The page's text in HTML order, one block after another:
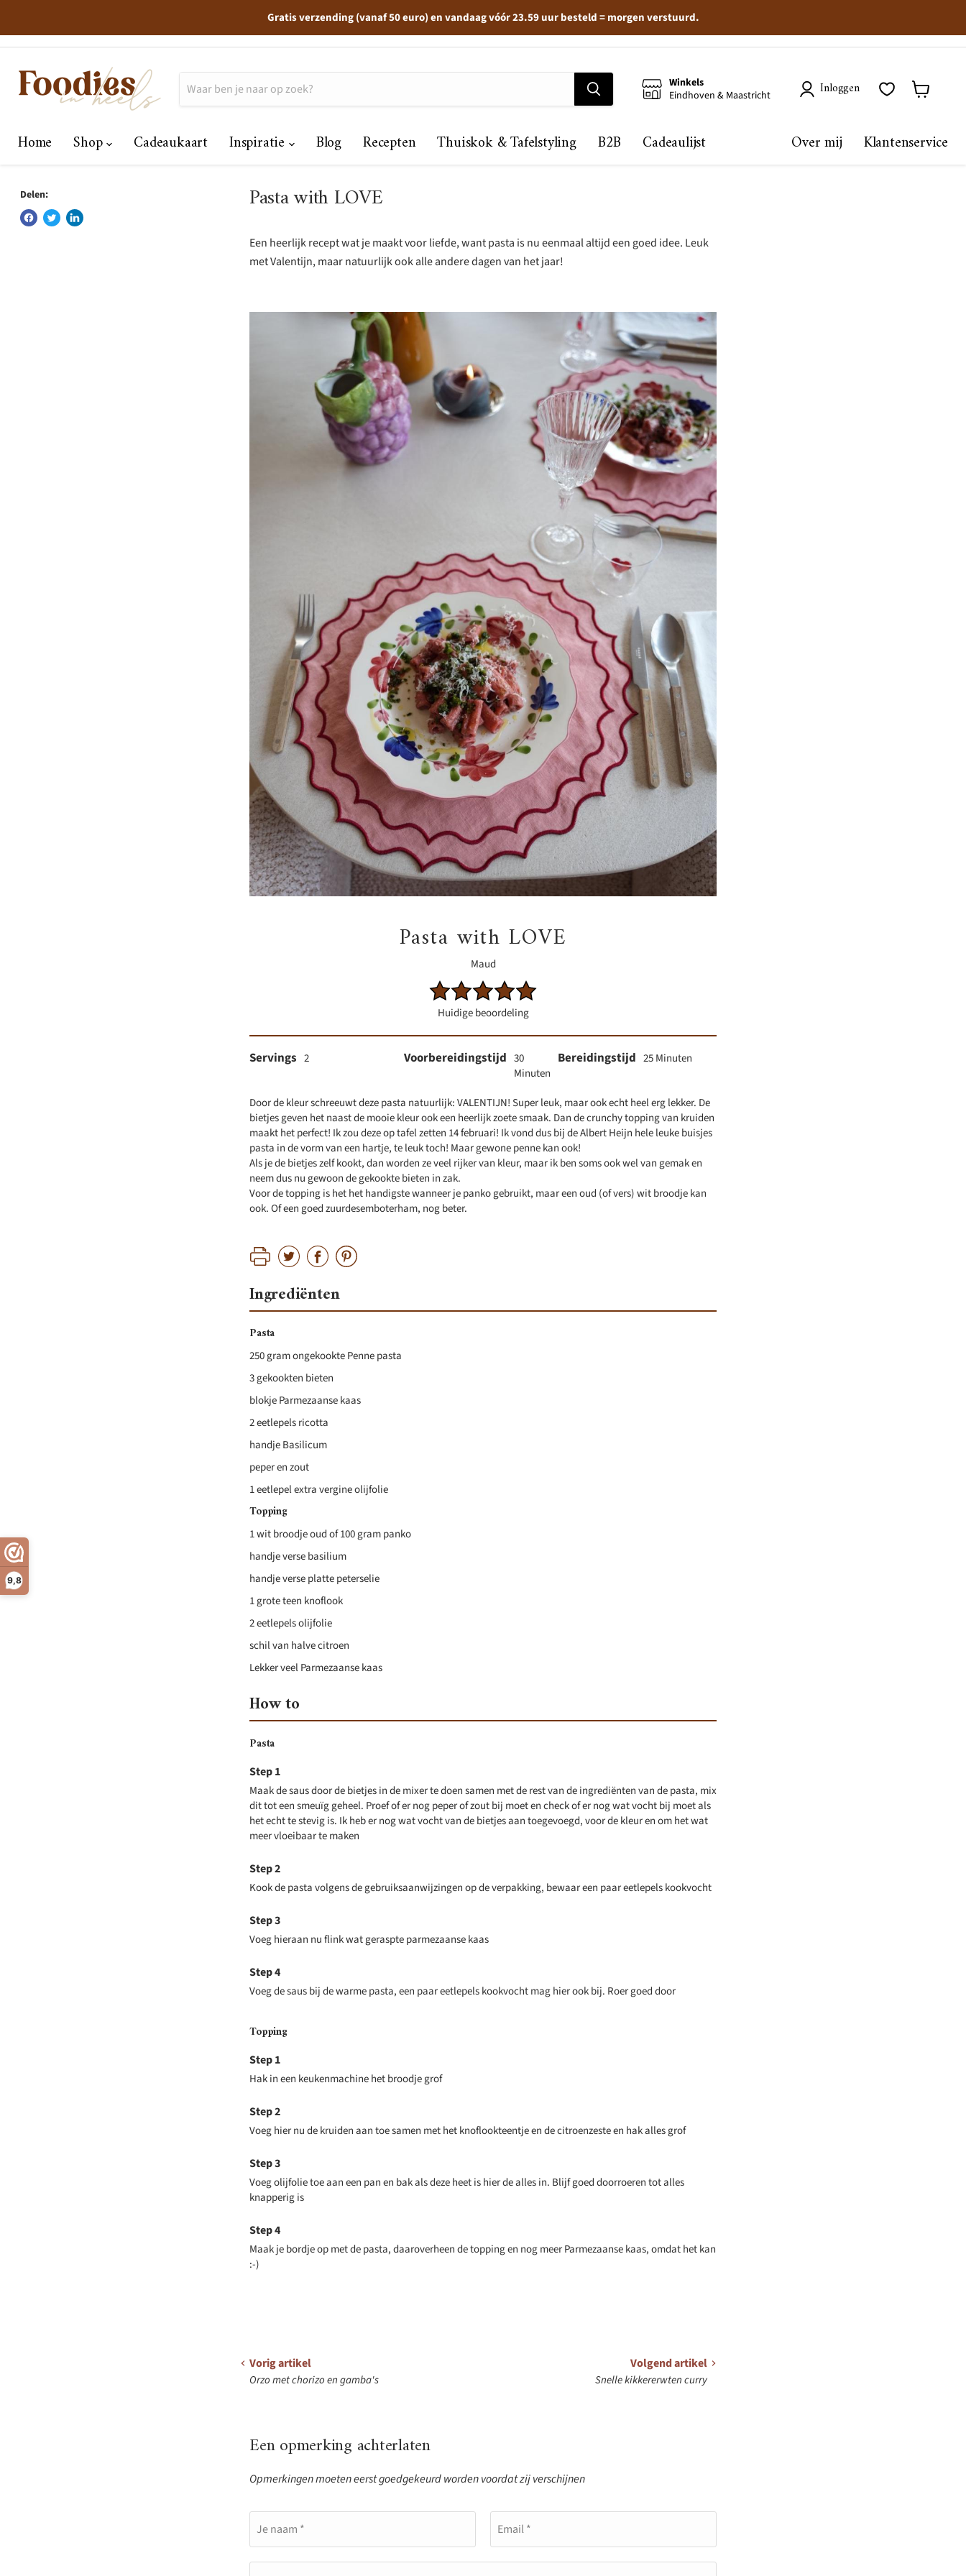
9,8
Gratis verzending (vanaf 50 euro) en vandaag vóór 23.59 uur besteld = morgen verstuurd.
Winkels
Eindhoven & Maastricht
Inloggen
Home Shop Cadeaukaart Inspiratie Blog Recepten Thuiskok & Tafelstyling B2B Cadeaulijst Over mij Klantenservice
Delen: Pasta with LOVE
Een heerlijk recept wat je maakt voor liefde, want pasta is nu eenmaal altijd een goed idee. Leuk
met Valentijn, maar natuurlijk ook alle andere dagen van het jaar!
Pasta with LOVE
Maud
Huidige beoordeling
Servings 2 Voorbereidingstijd 30
Minuten
Bereidingstijd 25 Minuten
Door de kleur schreeuwt deze pasta natuurlijk: VALENTIJN! Super leuk, maar ook echt heel erg lekker. De
bietjes geven het naast de mooie kleur ook een heerlijk zoete smaak. Dan de crunchy topping van kruiden
maakt het perfect! Ik zou deze op tafel zetten 14 februari! Ik vond dus bij de Albert Heijn hele leuke buisjes
pasta in de vorm van een hartje, te leuk toch! Maar gewone penne kan ook!
Als je de bietjes zelf kookt, dan worden ze veel rijker van kleur, maar ik ben soms ook wel van gemak en
neem dus nu gewoon de gekookte bieten in zak.
Voor de topping is het het handigste wanneer je panko gebruikt, maar een oud (of vers) wit broodje kan
ook. Of een goed zuurdesemboterham, nog beter.
Ingrediënten
Pasta
250 gram ongekookte Penne pasta
3 gekookten bieten
blokje Parmezaanse kaas
2 eetlepels ricotta
handje Basilicum
peper en zout
1 eetlepel extra vergine olijfolie
Topping
1 wit broodje oud of 100 gram panko
handje verse basilium
handje verse platte peterselie
1 grote teen knoflook
2 eetlepels olijfolie
schil van halve citroen
Lekker veel Parmezaanse kaas
How to
Pasta
Maak de saus door de bietjes in de mixer te doen samen met de rest van de ingrediënten van de pasta, mix
dit tot een smeuïg geheel. Proef of er nog peper of zout bij moet en check of er nog wat vocht bij moet als
het echt te stevig is. Ik heb er nog wat vocht van de bietjes aan toegevoegd, voor de kleur en om het wat
meer vloeibaar te maken
Kook de pasta volgens de gebruiksaanwijzingen op de verpakking, bewaar een paar eetlepels kookvocht
Voeg hieraan nu flink wat geraspte parmezaanse kaas
Voeg de saus bij de warme pasta, een paar eetlepels kookvocht mag hier ook bij. Roer goed door
Topping
Hak in een keukenmachine het broodje grof
Voeg hier nu de kruiden aan toe samen met het knoflookteentje en de citroenzeste en hak alles grof
Voeg olijfolie toe aan een pan en bak als deze heet is hier de alles in. Blijf goed doorroeren tot alles
knapperig is
Maak je bordje op met de pasta, daaroverheen de topping en nog meer Parmezaanse kaas, omdat het kan
:-)
Vorig artikel
Orzo met chorizo en gamba's
Volgend artikel
Snelle kikkererwten curry
Een opmerking achterlaten
Opmerkingen moeten eerst goedgekeurd worden voordat zij verschijnen
Je naam * Email *